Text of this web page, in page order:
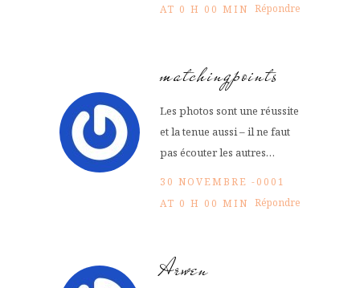
AT 0 H 00 MIN Répondre
matchingpoints
Les photos sont une réussite
et la tenue aussi – il ne faut
pas écouter les autres…
30 NOVEMBRE -0001
AT 0 H 00 MIN Répondre
Arwen